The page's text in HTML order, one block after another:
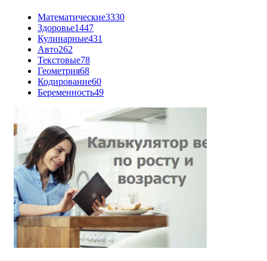
Математические3330
Здоровье1447
Кулинарные431
Авто262
Текстовые78
Геометрия68
Кодирование60
Беременность49